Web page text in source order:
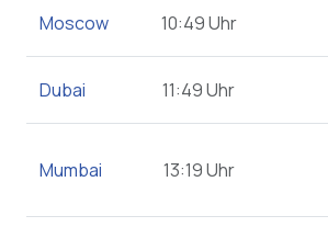
Moscow 10:49 Uhr
Dubai 11:49 Uhr
Mumbai 13:19 Uhr